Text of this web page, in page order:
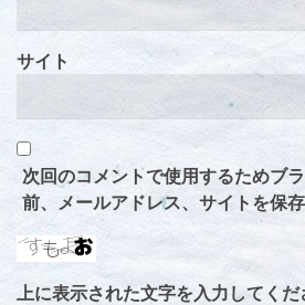
サイト
次回のコメントで使用するためブ
前、メールアドレス、サイトを保存
上に表示された文字を入力してく